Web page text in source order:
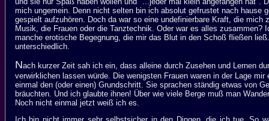
mich ungemein. Denn nicht selten bin ich absolut gefrustet nach hause
gespielt aufzuhören. Doch da war so eine undefinierbare Kraft, die mich
Musik, die Frauen oder die Tanztechnik. Oder war es alles
manche erotische Begegnung, die mir das Blut in den Schoß fließen
unterschiedlich.
Nach kurzer Zeit sah ich ein, dass alleine durch Zusehen und Lernen
verwirklichen lassen würde. Die wenigsten Frauen waren in der Lage
einmal den (oder einen) Grundschritt. Sie sprachen ständig etwas von
bräuchten. Und ich glaubte ihnen! Über wie viele Berge muß man
Noch nicht einmal jetzt weiß ich es.